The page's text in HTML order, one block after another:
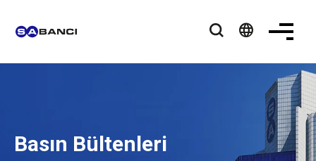
language
Basın Bültenleri